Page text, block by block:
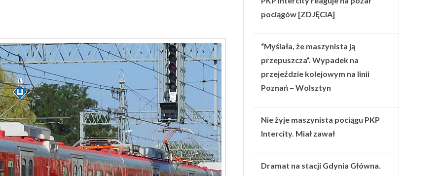
pociągów [ZDJĘCIA]
“Myślała, że maszynista ją
przepuszcza”. Wypadek na
przejeździe kolejowym na linii
Poznań – Wolsztyn
Nie żyje maszynista pociągu PKP
Intercity. Miał zawał
Dramat na stacji Gdynia Główna.